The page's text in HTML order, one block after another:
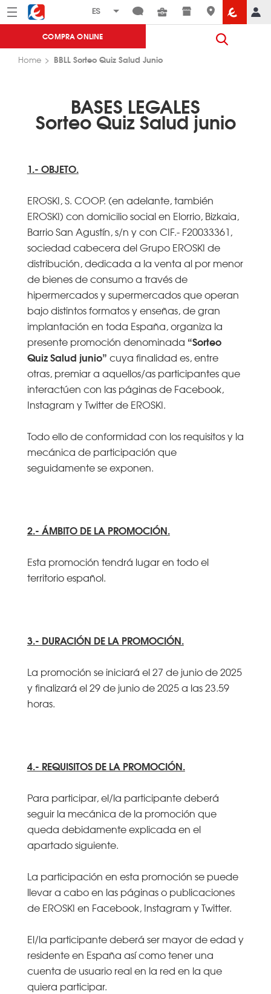
Menú Eroski
COMPRA ONLINE
Home BBLL Sorteo Quiz Salud Junio
BASES LEGALES
Sorteo Quiz Salud junio
1.- OBJETO.
EROSKI, S. COOP. (en adelante, también
EROSKI) con domicilio social en Elorrio, Bizkaia,
Barrio San Agustín, s/n y con CIF.- F20033361,
sociedad cabecera del Grupo EROSKI de
distribución, dedicada a la venta al por menor
de bienes de consumo a través de
hipermercados y supermercados que operan
bajo distintos formatos y enseñas, de gran
implantación en toda España, organiza la
presente promoción denominada “Sorteo
Quiz Salud junio” cuya finalidad es, entre
otras, premiar a aquellos/as participantes que
interactúen con las páginas de Facebook,
Instagram y Twitter de EROSKI.
Todo ello de conformidad con los requisitos y la
mecánica de participación que
seguidamente se exponen.
2.- ÁMBITO DE LA PROMOCIÓN.
Esta promoción tendrá lugar en todo el
territorio español.
3.- DURACIÓN DE LA PROMOCIÓN.
La promoción se iniciará el 27 de junio de 2025
y finalizará el 29 de junio de 2025 a las 23.59
horas.
4.- REQUISITOS DE LA PROMOCIÓN.
Para participar, el/la participante deberá
seguir la mecánica de la promoción que
queda debidamente explicada en el
apartado siguiente.
La participación en esta promoción se puede
llevar a cabo en las páginas o publicaciones
de EROSKI en Facebook, Instagram y Twitter.
El/la participante deberá ser mayor de edad y
residente en España así como tener una
cuenta de usuario real en la red en la que
quiera participar.